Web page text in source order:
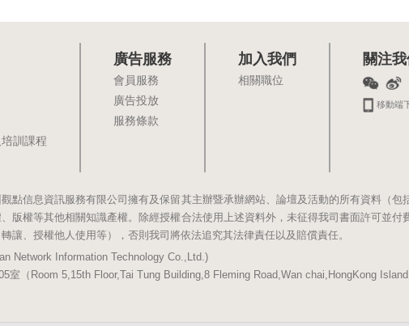
訓課程
廣告服務
會員服務
廣告投放
服務條款
加入我們
相關職位
關注我
移動端
點信息資訊服務有限公司擁有及保留其主辦暨承辦網站、論壇及活動的所有資料（包
版權等其他相關知識產權。除經授權合法使用上述資料外，未征得我司書面許可並付
讓、授權他人使用等），否則我司將依法追究其法律責任以及賠償責任。
Network Information Technology Co.,Ltd.)
室（Room 5,15th Floor,Tai Tung Building,8 Fleming Road,Wan chai,HongKong